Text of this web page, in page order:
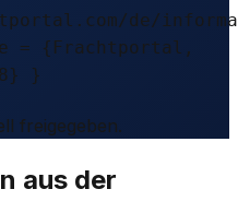
de/
= {Frachtportal,
}
freigegeben.
aus der